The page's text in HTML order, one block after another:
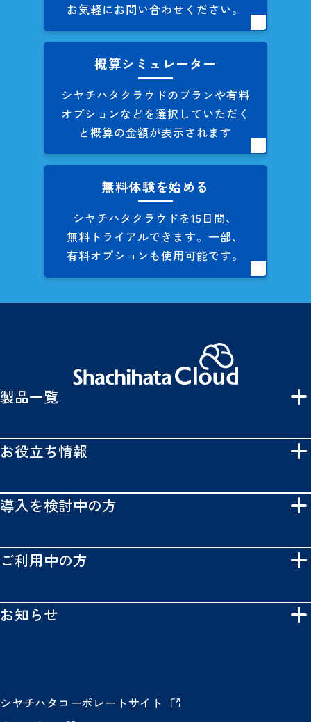
お気軽にお問い合わせください。
概算シミュレーター
シヤチハタクラウドのプランや有料
オプションなどを選択していただく
と概算の金額が表示されます
無料体験を始める
シヤチハタクラウドを15日間、
無料トライアルできます。 一部、
有料オプションも使用可能です。
製品一覧
お役立ち情報
導入を検討中の方
ご利用中の方
お知らせ
シヤチハタコーポレートサイト